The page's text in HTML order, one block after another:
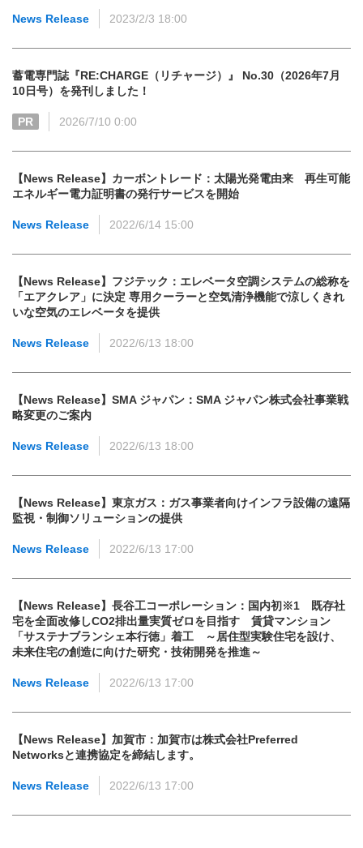
News Release 2023/2/3 18:00
蓄電専門誌『RE:CHARGE（リチャージ）』 No.30（2026年7月
10日号）を発刊しました！
PR 2026/7/10 0:00
【News Release】カーボントレード：太陽光発電由来 再生可能
エネルギー電力証明書の発行サービスを開始
News Release 2022/6/14 15:00
【News Release】フジテック：エレベータ空調システムの総称を
「エアクレア」に決定 専用クーラーと空気清浄機能で涼しくきれ
いな空気のエレベータを提供
News Release 2022/6/13 18:00
【News Release】SMA ジャパン：SMA ジャパン株式会社事業戦
略変更のご案内
News Release 2022/6/13 18:00
【News Release】東京ガス：ガス事業者向けインフラ設備の遠隔
監視・制御ソリューションの提供
News Release 2022/6/13 17:00
【News Release】長谷工コーポレーション：国内初※1 既存社
宅を全面改修しCO2排出量実質ゼロを目指す 賃貸マンション
「サステナブランシェ本行徳」着工 ～居住型実験住宅を設け、
未来住宅の創造に向けた研究・技術開発を推進～
News Release 2022/6/13 17:00
【News Release】加賀市：加賀市は株式会社Preferred
Networksと連携協定を締結します。
News Release 2022/6/13 17:00